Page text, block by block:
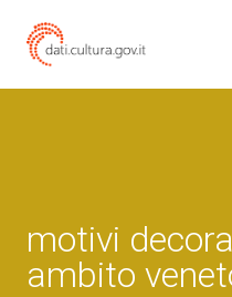
motivi
ambito